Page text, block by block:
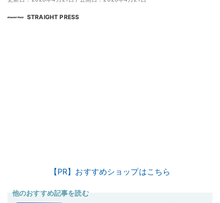
STRAIGHT PRESS
【PR】おすすめショップはこちら
他のおすすめ記事を読む